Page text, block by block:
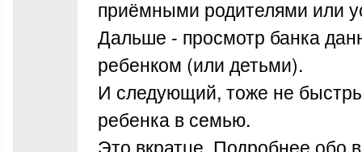
приёмными родителями или
Дальше - просмотр банка
ребенком (или детьми).
И следующий, тоже не
ребенка в семью.
Это вкратце. Подробнее обо